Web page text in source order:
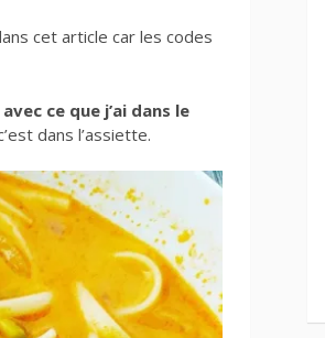
cet article car les codes
ce que j’ai dans le
dans l’assiette.